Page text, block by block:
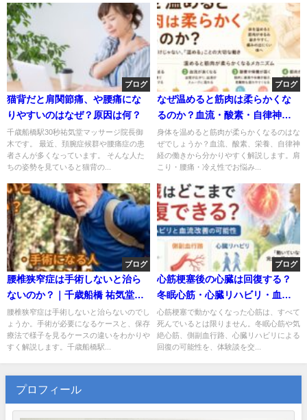
ブログ
猫背だと肩関節痛、や腰痛にな
りやすいのはなぜ？原因は何？
千歳船橋駅30秒祐気堂マッサージ院長御
木です。 最近、頚腕症候群や腰痛症の患
者さんが多くなっています。 そんな人た
ちの姿勢を見ていると猫背の...
ブログ
なぜ温めると筋肉は柔らかくな
るのか？血流・酸素・自律神経
からわかりやすく解説【第2弾】
身体を温めると筋肉が柔らかくなるのはな
ぜでしょうか？血流、酸素、栄養、自律神
経の働きから分かりやすく解説します。肩
こり・腰痛・冷え性でお悩み...
ブログ
腰椎狭窄症は手術しないと治ら
ないのか？｜千歳船橋 祐気堂マ
ッサージ
腰椎狭窄症は手術しないと治らないのでし
ょうか。手術が必要になるケースと、保存
療法で様子を見るケースの違いをわかりや
すく解説します。千歳船橋駅...
ブログ
心筋梗塞後の心臓は回復する？
冬眠心筋・心臓リハビリ・血流
改善の可能性
心筋梗塞で動かなくなった心筋は、すべて
死んでいるとは限りません。冬眠心筋や気
絶心筋、側副血行路、心臓リハビリによる
回復の可能性を、体験談を交...
プロフィール